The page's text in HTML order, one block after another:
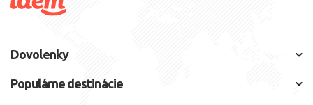
Dovolenky
Populárne destinácie